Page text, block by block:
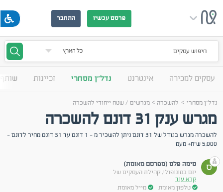
פרסם עכשיו התחבר
חיפוש עסקים
עסקים למכירה אינטרנט נדל"ן מסחרי זכיינות
נדל"ן מסחרי> להשכרה >מגרשים / שטח ייחודי להשכרה
מגרש ענק 31 דונם להשכרה
להשכרה מגרש בגודל של 31 דונם ניתן להשכיר מ - 1 דונם עד 31 דונם מחיר לדונם -
5,000 ש"ח+ מעמ
סימה פלס (מפרסם מאומת)
יזם במונופולי, קהילת העסקים של
קרא עוד
טלפון מאומת
מייל מאומת